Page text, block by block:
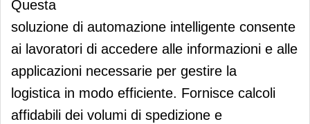
Questa
soluzione di automazione intelligente consente
ai lavoratori di accedere alle informazioni e alle
applicazioni necessarie per gestire la
logistica in modo efficiente. Fornisce calcoli
affidabili dei volumi di spedizione e